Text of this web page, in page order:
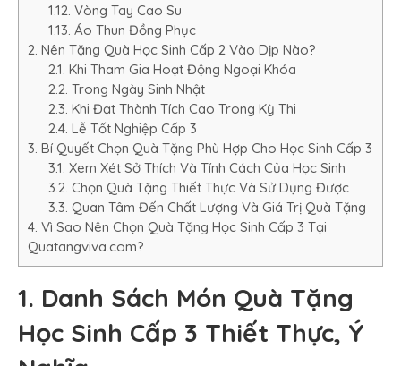
1.12. Vòng Tay Cao Su
1.13. Áo Thun Đồng Phục
2. Nên Tặng Quà Học Sinh Cấp 2 Vào Dịp Nào?
2.1. Khi Tham Gia Hoạt Động Ngoại Khóa
2.2. Trong Ngày Sinh Nhật
2.3. Khi Đạt Thành Tích Cao Trong Kỳ Thi
2.4. Lễ Tốt Nghiệp Cấp 3
3. Bí Quyết Chọn Quà Tặng Phù Hợp Cho Học Sinh Cấp 3
3.1. Xem Xét Sở Thích Và Tính Cách Của Học Sinh
3.2. Chọn Quà Tặng Thiết Thực Và Sử Dụng Được
3.3. Quan Tâm Đến Chất Lượng Và Giá Trị Quà Tặng
4. Vì Sao Nên Chọn Quà Tặng Học Sinh Cấp 3 Tại
Quatangviva.com?
1. Danh Sách Món Quà Tặng
Học Sinh Cấp 3 Thiết Thực, Ý